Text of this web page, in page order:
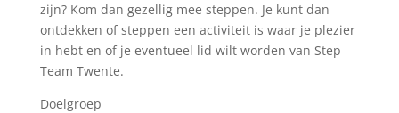
zijn? Kom dan gezellig mee steppen. Je kunt dan
ontdekken of steppen een activiteit is waar je plezier
in hebt en of je eventueel lid wilt worden van Step
Team Twente.
Doelgroep